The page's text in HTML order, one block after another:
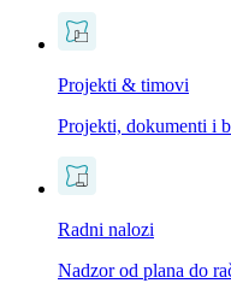
Projekti & timovi
Projekti, dokumenti i
Radni nalozi
Nadzor od plana do